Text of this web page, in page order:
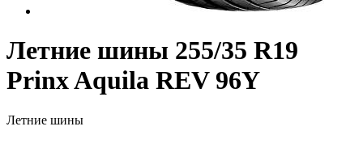
Летние шины 255/35 R19
Prinx Aquila REV 96Y
Летние шины